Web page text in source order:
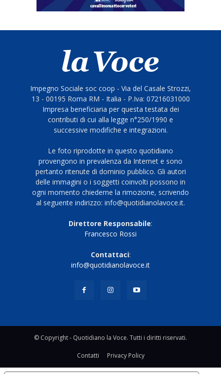
Impegno Sociale soc coop - Via del Casale Strozzi,
13 - 00195 Roma RM - Italia - P.Iva: 07216031000
Impresa beneficiaria per questa testata dei
contributi di cui alla legge n°250/1990 e
successive modifiche e integrazioni.
Le foto riprodotte in questo quotidiano
provengono in prevalenza da Internet e sono
pertanto ritenute di dominio pubblico. Gli autori
delle immagini o i soggetti coinvolti possono in
ogni momento chiederne la rimozione, scrivendo
al seguente indirizzo: info@quotidianolavoce.it.
Direttore Responsabile:
Francesco Rossi
Contattaci:
info@quotidianolavoce.it
© Copyright - Quotidiano la Voce. Tutti i diritti riservati.
Contatti Privacy Policy